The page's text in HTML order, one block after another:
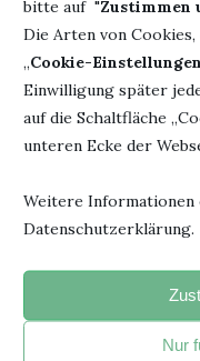
bitte auf "Zustimmen
Die Arten von
„Cookie-Einstellungen
Einwilligung später
auf die Schaltfläche
unteren Ecke der
Weitere Informationen
Datenschutzerklärung.
Nur
EIN STILLES